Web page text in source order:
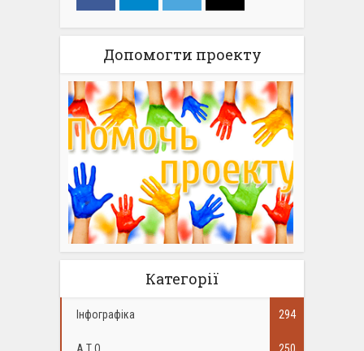
Допомогти проекту
Категорії
Інфографіка 294